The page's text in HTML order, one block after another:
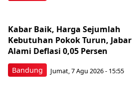
Bandung
Kabar Baik, Harga Sejumlah
Kebutuhan Pokok Turun, Jabar
Alami Deflasi 0,05 Persen
Jumat, 7 Agu 2026 - 15:55